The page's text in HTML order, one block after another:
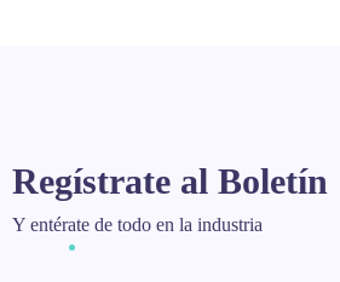
Regístrate al Boletín
Y entérate de todo en la industria